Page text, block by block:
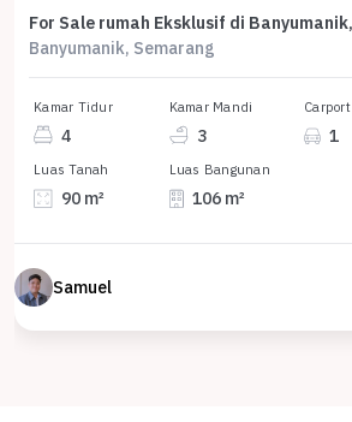
Banyumanik, Semarang
Kamar Tidur
4
Kamar Mandi
3
Carport
1
Luas Tanah
90 m²
Luas Bangunan
106 m²
Samuel